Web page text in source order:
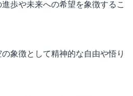
歩や未来への希望を象徴するこ
象徴として精神的な自由や悟り